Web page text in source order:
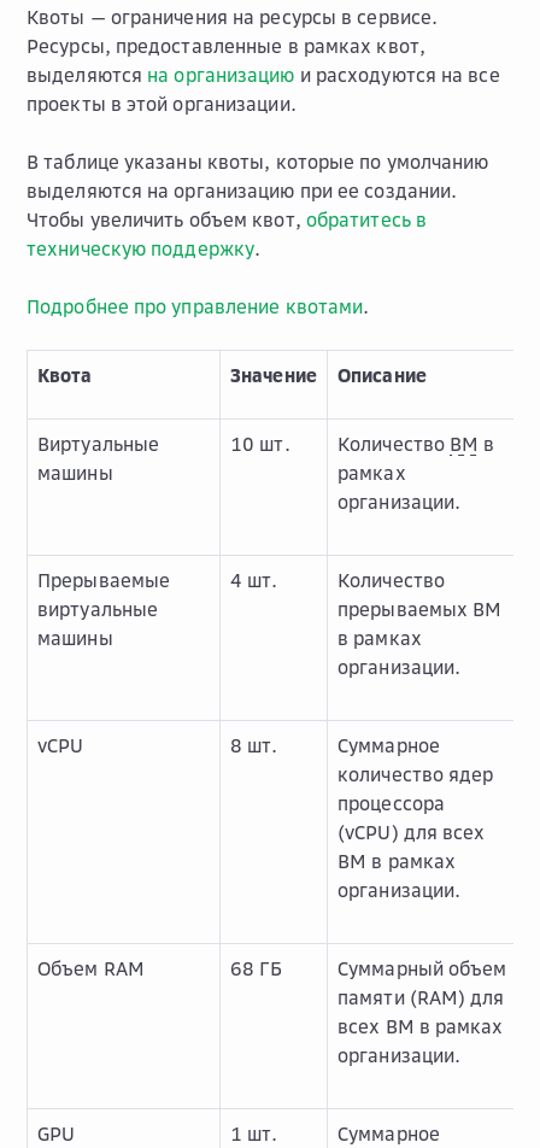
Квоты — ограничения на ресурсы в сервисе.
Ресурсы, предоставленные в рамках квот,
выделяются на организацию и расходуются на все
проекты в этой организации.
В таблице указаны квоты, которые по умолчанию
выделяются на организацию при ее создании.
Чтобы увеличить объем квот, обратитесь в
техническую поддержку.
Подробнее про управление квотами.
Квота Значение Описание
Виртуальные
машины
10 шт. Количество ВМ в
рамках
организации.
Прерываемые
виртуальные
машины
4 шт.
Количество
прерываемых ВМ
в рамках
организации.
vCPU 8 шт.
Суммарное
количество ядер
процессора
(vCPU) для всех
ВМ в рамках
организации.
Объем RAM 68 ГБ
Суммарный объем
памяти (RAM) для
всех ВМ в рамках
организации.
GPU 1 шт. Суммарное